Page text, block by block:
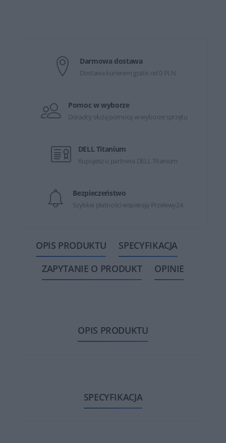
Darmowa dostawa
Dostawa kurierem gratis od 0 PLN
Pomoc w wyborze
Doradcy służą pomocą w wyborze sprzętu
DELL Titanium
Kupujesz u partnera DELL Titanium
Bezpieczeństwo
Szybkie płatności wspierają Przelewy24
OPIS PRODUKTU
SPECYFIKACJA
ZAPYTANIE O PRODUKT
OPINIE
OPIS PRODUKTU
SPECYFIKACJA